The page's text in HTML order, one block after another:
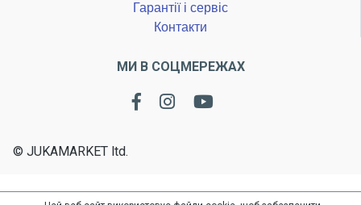
Гарантії і сервіс
Контакти
МИ В СОЦМЕРЕЖАХ
© JUKAMARKET ltd.